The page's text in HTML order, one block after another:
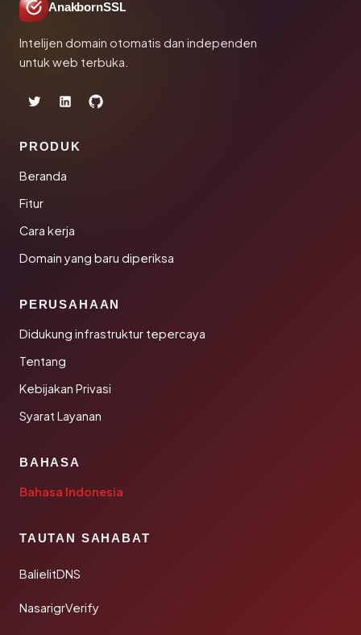
AnakbornSSL
Intelijen domain otomatis dan independen
untuk web terbuka.
PRODUK
Beranda
Fitur
Cara kerja
Domain yang baru diperiksa
PERUSAHAAN
Didukung infrastruktur tepercaya
Tentang
Kebijakan Privasi
Syarat Layanan
BAHASA
Bahasa Indonesia
TAUTAN SAHABAT
BalielitDNS
NasarigrVerify